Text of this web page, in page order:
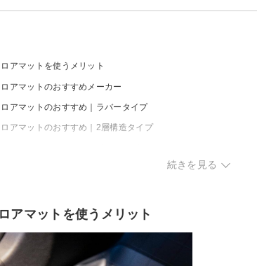
アマットを使うメリット
アマットのおすすめメーカー
アマットのおすすめ｜ラバータイプ
アマットのおすすめ｜2層構造タイプ
続きを見る
アマットを使うメリット